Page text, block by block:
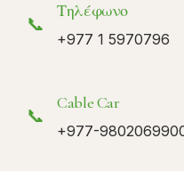
📞
Τηλέφωνο
+977 1 5970796
📞
Cable Car
+977-